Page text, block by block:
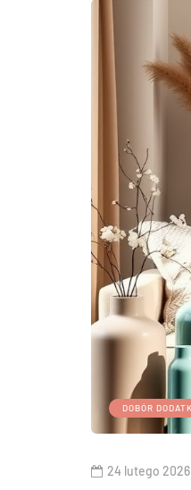
DOBÓR
24 lutego 2026